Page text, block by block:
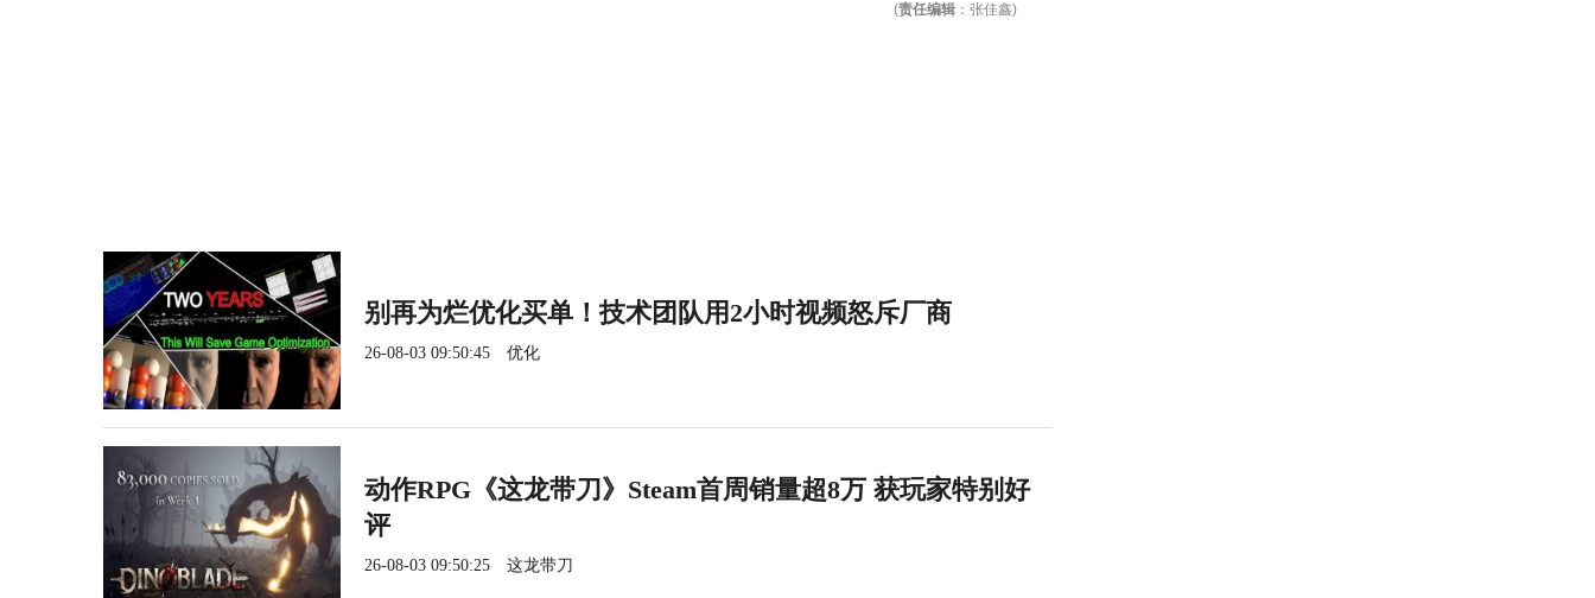
(责任编辑 ：张佳鑫)
别再为烂优化买单！技术团队用2小时视频怒斥厂商
26-08-03 09:50:45 优化
动作RPG《这龙带刀》Steam首周销量超8万 获玩家特别好
评
26-08-03 09:50:25 这龙带刀